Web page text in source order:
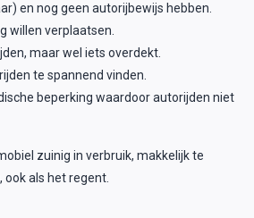
en nog geen autorijbewijs hebben.
willen verplaatsen.
maar wel iets overdekt.
te spannend vinden.
beperking waardoor autorijden niet
zuinig in verbruik, makkelijk te
ook als het regent.